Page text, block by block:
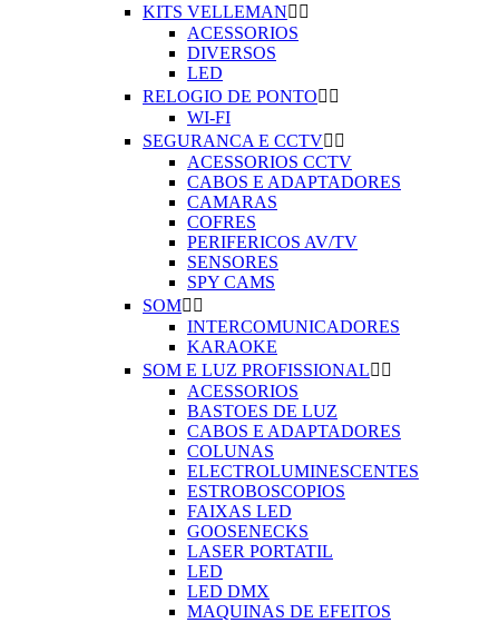
KITS VELLEMAN 
ACESSORIOS
DIVERSOS
LED
RELOGIO DE PONTO 
WI-FI
SEGURANCA E CCTV 
ACESSORIOS CCTV
CABOS E ADAPTADORES
CAMARAS
COFRES
PERIFERICOS AV/TV
SENSORES
SPY CAMS
SOM 
INTERCOMUNICADORES
KARAOKE
SOM E LUZ PROFISSIONAL 
ACESSORIOS
BASTOES DE LUZ
CABOS E ADAPTADORES
COLUNAS
ELECTROLUMINESCENTES
ESTROBOSCOPIOS
FAIXAS LED
GOOSENECKS
LASER PORTATIL
LED
LED DMX
MAQUINAS DE EFEITOS